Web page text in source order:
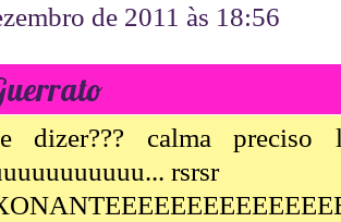
de 2011 às 18:56
dizer??? calma preciso
rsrsr